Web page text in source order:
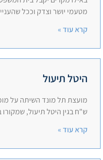
מטעמי יושר וצדק וככל
קרא עוד »
היטל תיעול
ש"ח בגין היטל תיעול, שמקורו בשנות ה-90.
קרא עוד »